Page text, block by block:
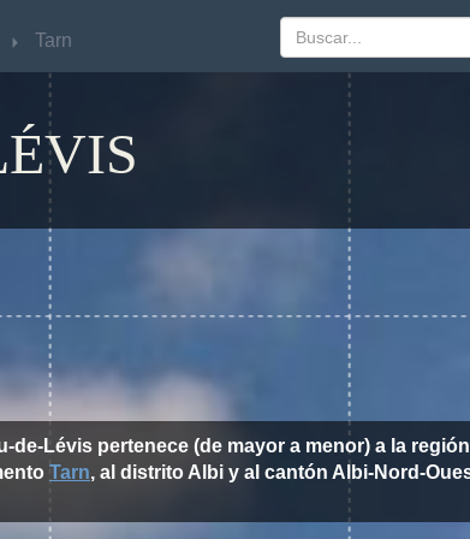
Tarn
de-Lévis pertenece (de mayor a menor) a la región
Tarn, al distrito Albi y al cantón Albi-Nord-
Tarn